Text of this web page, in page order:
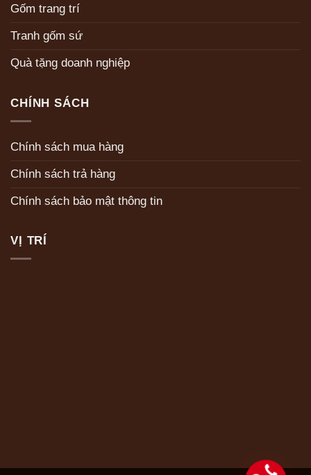
Gốm trang trí
Tranh gốm sứ
Quà tặng doanh nghiệp
CHÍNH SÁCH
Chính sách mua hàng
Chính sách trả hàng
Chính sách bảo mật thông tin
VỊ TRÍ